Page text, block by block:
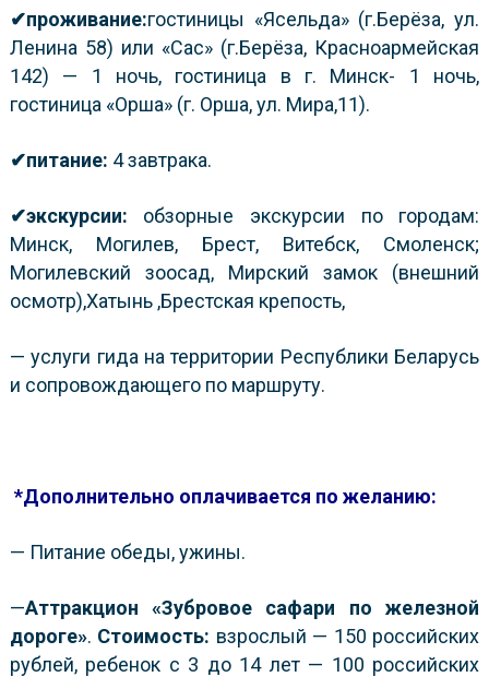
✔проживание:гостиницы «Ясельда» (г.Берёза, ул.
Ленина 58) или «Сас» (г.Берёза, Красноармейская
142) — 1 ночь, гостиница в г. Минск- 1 ночь,
гостиница «Орша» (г. Орша, ул. Мира,11).
✔питание: 4 завтрака.
✔экскурсии: обзорные экскурсии по городам:
Минск, Могилев, Брест, Витебск, Смоленск;
Могилевский зоосад, Мирский замок (внешний
осмотр),Хатынь ,Брестская крепость,
— услуги гида на территории Республики Беларусь
и сопровождающего по маршруту.
*Дополнительно оплачивается по желанию:
— Питание обеды, ужины.
—Аттракцион «Зубровое сафари по железной
дороге». Стоимость: взрослый — 150 российских
рублей, ребенок с 3 до 14 лет — 100 российских